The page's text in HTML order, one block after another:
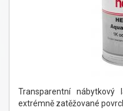
Transparentní
extrémně zatěžované